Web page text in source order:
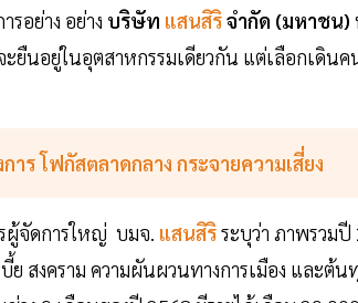
อย่าง อย่าง บริษัท แสนสิริจำกัด (มหาชน)
ยืนอยู่ในอุตสาหกรรมเดียวกัน แต่เลือกเดินค
าร โฟกัสตลาดกลาง กระจายความเสี่ยง
ผู้จัดการใหญ่ บมจ. แสนสิริระบุว่า ภาพรวม
ย สงคราม ความผันผวนทางการเมือง และต้